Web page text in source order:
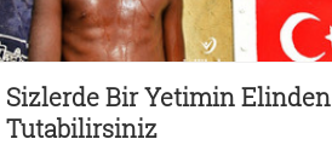
Sizlerde Bir Yetimin Elinden
Tutabilirsiniz